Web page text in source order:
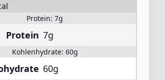
Protein: 7g
Protein 7g
Kohlenhydrate: 60g
60g